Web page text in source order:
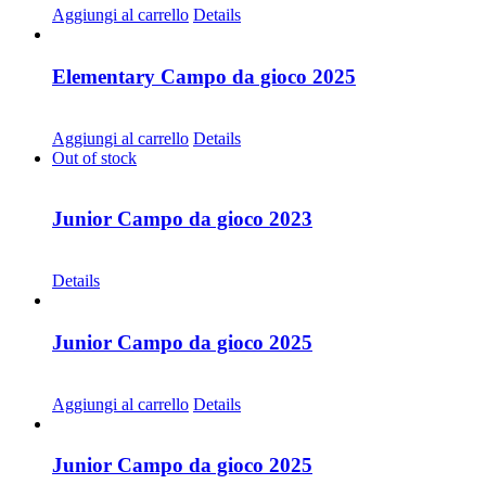
Aggiungi al carrello Details
Elementary Campo da gioco 2025
Aggiungi al carrello Details
Out of stock
Junior Campo da gioco 2023
Details
Junior Campo da gioco 2025
Aggiungi al carrello Details
Junior Campo da gioco 2025